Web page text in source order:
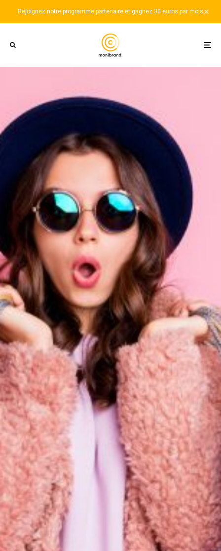
Rejoignez notre programme partenaire et gagnez 30 euros par mois